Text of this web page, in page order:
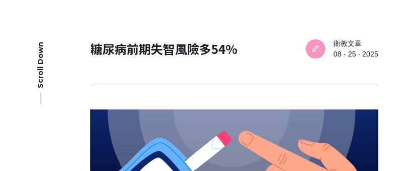
Scroll Down 糖尿病前期失智風險多54%
衛教文章
08 - 25 ‧ 2025